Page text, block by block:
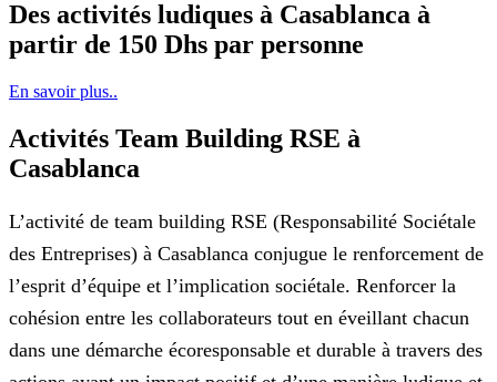
Des activités ludiques à Casablanca à
partir de 150 Dhs par personne
En savoir plus..
Activités Team Building RSE à
Casablanca
L’activité de team building RSE (Responsabilité Sociétale
des Entreprises) à Casablanca conjugue le renforcement de
l’esprit d’équipe et l’implication sociétale. Renforcer la
cohésion entre les collaborateurs tout en éveillant chacun
dans une démarche écoresponsable et durable à travers des